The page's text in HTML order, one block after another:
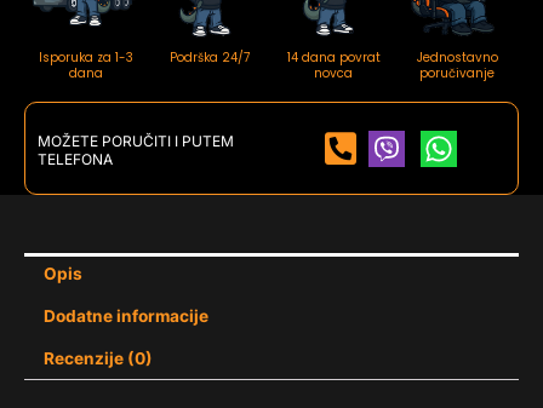
Isporuka za 1-3
dana
Podrška 24/7
14 dana povrat
novca
Jednostavno
poručivanje
MOŽETE PORUČITI I PUTEM
TELEFONA
Opis
Dodatne informacije
Recenzije (0)